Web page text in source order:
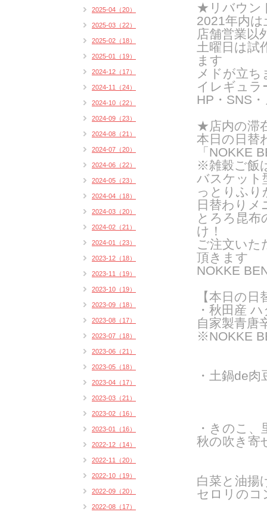
★リバウン
2021年内
店舗営業以
土曜日は試
ます
メドが立
イレギュラ
HP・SNS
★店内の滞
本日の日替
「NOKKE
※雑穀ご飯
バスケット
っとりふり
日替わりメ
とろろ昆布
け！
ご注文いた
頂きます
NOKKE
【本日の日
・秋田産
自家製青唐
※NOKKE
・土鍋de肉
・きのこ
秋の吹き寄
白菜と油揚
セロリのコ
2025-04（20）
2025-03（22）
2025-02（18）
2025-01（19）
2024-12（17）
2024-11（24）
2024-10（22）
2024-09（23）
2024-08（21）
2024-07（20）
2024-06（22）
2024-05（23）
2024-04（18）
2024-03（20）
2024-02（21）
2024-01（23）
2023-12（18）
2023-11（19）
2023-10（19）
2023-09（18）
2023-08（17）
2023-07（18）
2023-06（21）
2023-05（18）
2023-04（17）
2023-03（21）
2023-02（16）
2023-01（16）
2022-12（14）
2022-11（20）
2022-10（19）
2022-09（20）
2022-08（17）